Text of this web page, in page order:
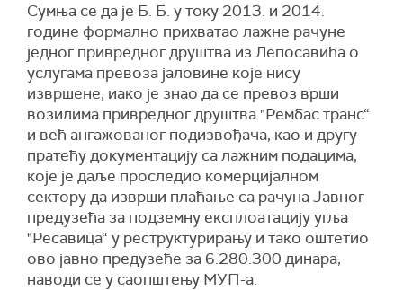
Сумња се да је Б. Б. у току 2013. и 2014.
године формално прихватао лажне рачуне
једног привредног друштва из Лепосавића о
услугама превоза јаловине које нису
извршене, иако је знао да се превоз врши
возилима привредног друштва "Рембас транс“
и већ ангажованог подизвођача, као и другу
пратећу документацију са лажним подацима,
које је даље проследио комерцијалном
сектору да изврши плаћање са рачуна Јавног
предузећа за подземну експлоатацију угља
"Ресавица“ у реструктурирању и тако оштетио
ово јавно предузеће за 6.280.300 динара,
наводи се у саопштењу МУП-а.